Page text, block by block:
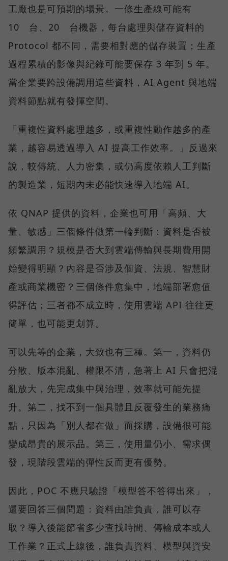
工廠也是可預期的場景。一條生產線可能有
10 台、20 台機器，每台處理與儲存資料的
Protocol 都不同，需要相對應的儲存裝置；生產
過程累積的影像與紀錄可能要保存 3 年到 5 年。
當企業要跨設備調用這些資料，AI Agent 與地端
資料節點就有發揮空間。
「重複性資料處理越多，或重複性動作越多的產
業，越容易透過導入 AI 提高工作效率。」反過來
說，較傳統、人力密集，或仍高度依賴人工判斷
的製造業，短期內未必能快速導入地端 AI。
依 QNAP 提供的資料，企業也可用「高頻、大
量、敏感」三個條件做第一輪判斷：資料是否被
頻繁調用？規模是否大到雲端傳輸與長期費用開
始變得明顯？內容是否涉及個資、法規、智慧財
產或商業機密？三個條件愈集中，地端部署愈值
得評估；三者都不成立時，使用雲端 API 往往更
簡單，也可能更划算。
可以先等的企業，大致也有三種。第一，資料仍
分散、版本混亂、權限不清，急著上 AI 只會把混
亂放大，先完成集中與治理，效率就可能先提
升。第二，找不到一個具體且反覆發生的業務痛
點，只因為「別人都在做」而採購，設備很可能
變成昂貴的展示品。第三，使用量仍小、需求偶
發，現階段雲端的彈性反而更有優勢。
因此，POC 不應只驗證「模型答不答得出來」，
還要回答三個問題：資料由誰負責，誰可以存
取？導入後能節省多少查找時間、傳輸成本或人
工作業？正式上線後，誰負責資料、模型與資安